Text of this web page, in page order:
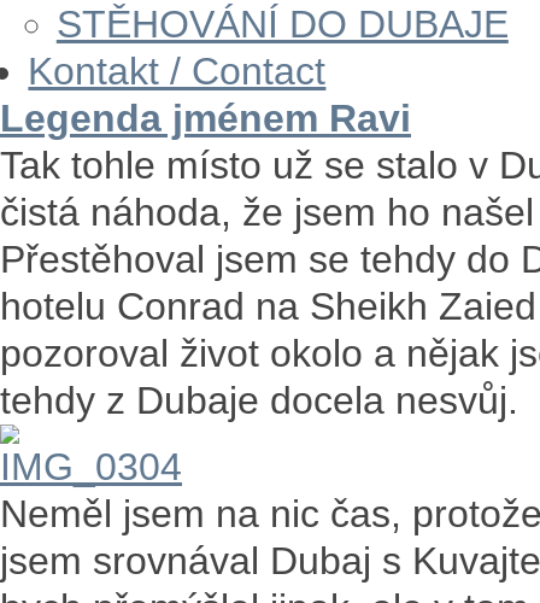
STĚHOVÁNÍ DO DUBAJE
Kontakt / Contact
Legenda jménem Ravi
Tak tohle místo už se stalo v
čistá náhoda, že jsem ho
Přestěhoval jsem se tehdy do
hotelu Conrad na Sheikh
pozoroval život okolo a nějak
tehdy z Dubaje docela nesvůj.
Neměl jsem na nic čas,
jsem srovnával Dubaj s